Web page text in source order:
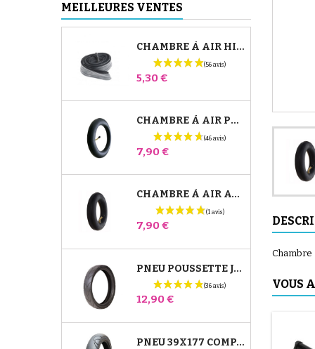
MEILLEURES VENTES
CHAMBRE À AIR HIGH TREK BÉBÉ CONFORT
Prix
5,30 €
CHAMBRE À AIR POUSSETTE JANÉ SLALOM PRO ET POWERTWIN
Prix
7,90 €
CHAMBRE À AIR AVANT POUSSETTE BUGABOO DONKEY
Prix
7,90 €
PNEU POUSSETTE JANÉ SLALOM PRO ET POWERTWIN
Prix
12,90 €
PNEU 39X177 COMPATIBLE POUSSETTE BUGABOO DONKEY - POUR ROUE AVANT
Chambre
VOUS